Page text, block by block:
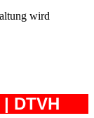
wird
DTVH